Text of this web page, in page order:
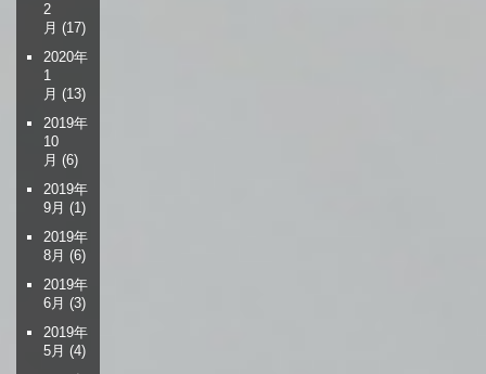
2
月 (17)
2020年
1
月 (13)
2019年
10
月 (6)
2019年
9月 (1)
2019年
8月 (6)
2019年
6月 (3)
2019年
5月 (4)